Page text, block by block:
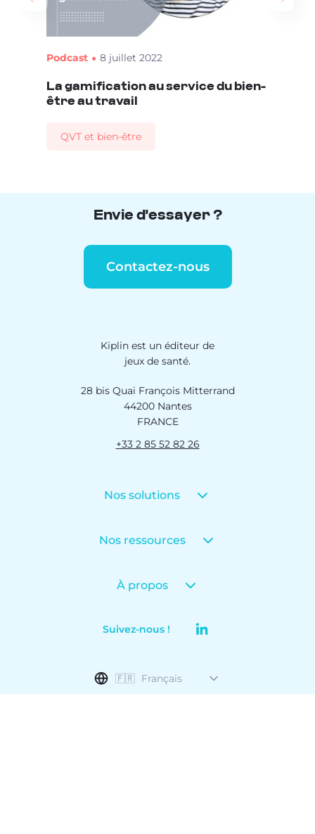
Podcast 8 juillet 2022
La gamification au service du bien-
être au travail
QVT et bien-être
Envie d'essayer ?
Contactez-nous
Kiplin est un éditeur de
jeux de santé.
28 bis Quai François Mitterrand
44200 Nantes
FRANCE
+33 2 85 52 82 26
Nos solutions
Nos ressources
À propos
Suivez-nous !
🇫🇷 Français